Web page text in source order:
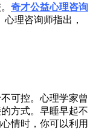
奇才公益心理咨询
心理咨询师指出，
可控。心理学家曾
方式。早睡早起不
情时，你可以利用